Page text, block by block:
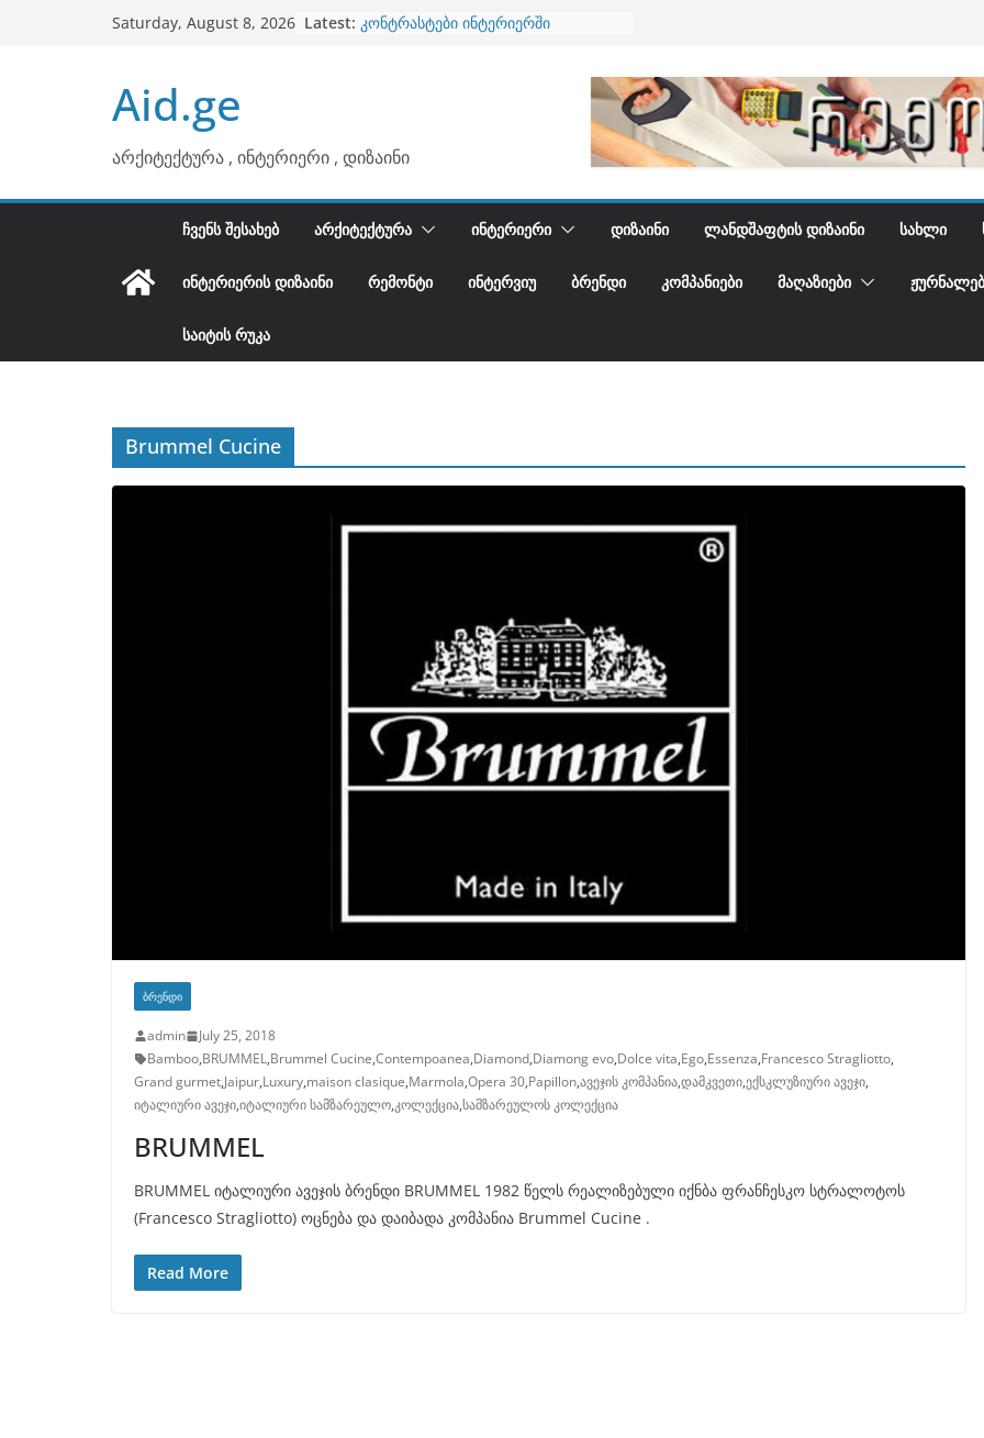
Saturday, August 8, 2026 Latest: კონტრასტები ინტერიერში
Aid.ge
არქიტექტურა , ინტერიერი , დიზაინი
ᲩᲕᲔᲜᲡ ᲨᲔᲡᲐᲮᲔᲑ ᲐᲠᲥᲘᲢᲔᲥᲢᲣᲠᲐ ᲘᲜᲢᲔᲠᲘᲔᲠᲘ ᲓᲘᲖᲐᲘᲜᲘ ᲚᲐᲜᲓᲨᲐᲤᲢᲘᲡ ᲓᲘᲖᲐᲘᲜᲘ ᲡᲐᲮᲚᲘ
ᲘᲜᲢᲔᲠᲘᲔᲠᲘᲡ ᲓᲘᲖᲐᲘᲜᲘ ᲠᲔᲛᲝᲜᲢᲘ ᲘᲜᲢᲔᲠᲕᲘᲣ ᲑᲠᲔᲜᲓᲘ ᲙᲝᲛᲞᲐᲜᲘᲔᲑᲘ ᲛᲐᲦᲐᲖᲘᲔᲑᲘ
ᲡᲐᲘᲢᲘᲡ ᲠᲣᲙᲐ
Brummel Cucine
ᲑᲠᲔᲜᲓᲘ
admin
July 25, 2018
Bamboo,BRUMMEL,Brummel Cucine,Contempoanea,Diamond,Diamong evo,Dolce vita,Ego,Essenza,Francesco Stragliotto,
Grand gurmet,Jaipur,Luxury,maison clasique,Marmola,Opera 30,Papillon,ავეჯის კომპანია,დამკვეთი,ექსკლუზიური ავეჯი,
იტალიური ავეჯი,იტალიური სამზარეულო,კოლექცია,სამზარეულოს კოლექცია
BRUMMEL
BRUMMEL იტალიური ავეჯის ბრენდი BRUMMEL 1982 წელს რეალიზებული იქნბა ფრანჩესკო სტრალოტოს
(Francesco Stragliotto) ოცნება და დაიბადა კომპანია Brummel Cucine .
Read More